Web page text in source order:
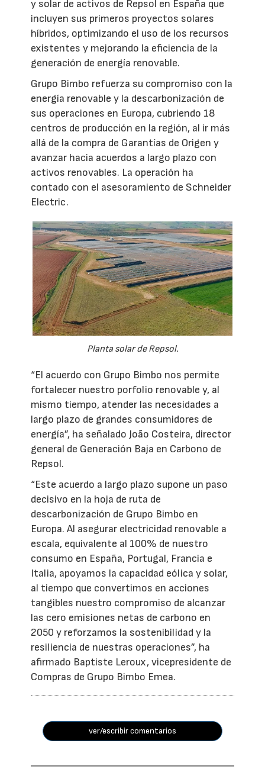
y solar de activos de Repsol en España que
incluyen sus primeros proyectos solares
híbridos, optimizando el uso de los recursos
existentes y mejorando la eficiencia de la
generación de energía renovable.
Grupo Bimbo refuerza su compromiso con la
energía renovable y la descarbonización de
sus operaciones en Europa, cubriendo 18
centros de producción en la región, al ir más
allá de la compra de Garantías de Origen y
avanzar hacia acuerdos a largo plazo con
activos renovables. La operación ha
contado con el asesoramiento de Schneider
Electric.
Planta solar de Repsol.
“El acuerdo con Grupo Bimbo nos permite
fortalecer nuestro porfolio renovable y, al
mismo tiempo, atender las necesidades a
largo plazo de grandes consumidores de
energía”, ha señalado João Costeira, director
general de Generación Baja en Carbono de
Repsol.
“Este acuerdo a largo plazo supone un paso
decisivo en la hoja de ruta de
descarbonización de Grupo Bimbo en
Europa. Al asegurar electricidad renovable a
escala, equivalente al 100% de nuestro
consumo en España, Portugal, Francia e
Italia, apoyamos la capacidad eólica y solar,
al tiempo que convertimos en acciones
tangibles nuestro compromiso de alcanzar
las cero emisiones netas de carbono en
2050 y reforzamos la sostenibilidad y la
resiliencia de nuestras operaciones”, ha
afirmado Baptiste Leroux, vicepresidente de
Compras de Grupo Bimbo Emea.
ver/escribir comentarios